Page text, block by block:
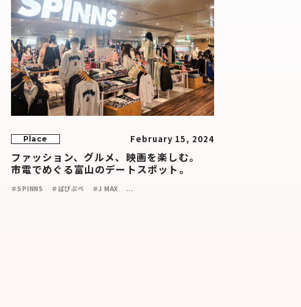
Place February 15, 2024
ファッション、グルメ、映画を楽しむ。
市電でめぐる富山のデートスポット。
＃SPINNS ＃ぱぴぷぺ ＃J MAX ...